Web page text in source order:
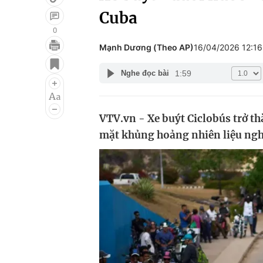
Điện ảnh
Âm nhạc
Du lịch
Chất lượng cuộc
0
Cuba
Mạnh Dương (Theo AP)16/04/2026
Nghe đọc bài 1:59
VTV.vn - Xe buýt Ciclobús trở
mặt khủng hoảng nhiên liệu